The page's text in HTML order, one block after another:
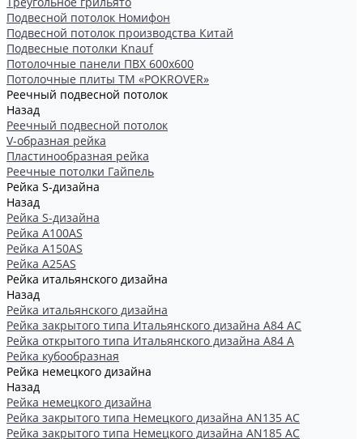
Подвесной потолок Номифон
Подвесной потолок производства Китай
Подвесные потолки Knauf
Потолочные панели ПВХ 600х600
Потолочные плиты ТМ «POKROVER»
Реечный подвесной потолок
Назад
Реечный подвесной потолок
V-образная рейка
Пластинообразная рейка
Реечные потолки Гайпель
Рейка S-дизайна
Назад
Рейка S-дизайна
Рейка А100АS
Рейка А150АS
Рейка А25АS
Рейка итальянского дизайна
Назад
Рейка итальянского дизайна
Рейка закрытого типа Итальянского дизайна А84 АС
Рейка открытого типа Итальянского дизайна А84 А
Рейка кубообразная
Рейка немецкого дизайна
Назад
Рейка немецкого дизайна
Рейка закрытого типа Немецкого дизайна АN135 АС
Рейка закрытого типа Немецкого дизайна АN185 АС